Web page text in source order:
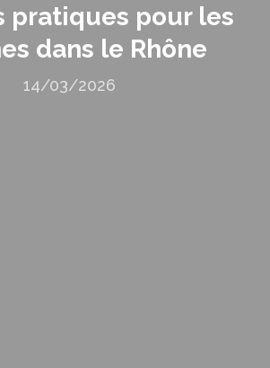
pratiques pour les
dans le Rhône
14/03/2026